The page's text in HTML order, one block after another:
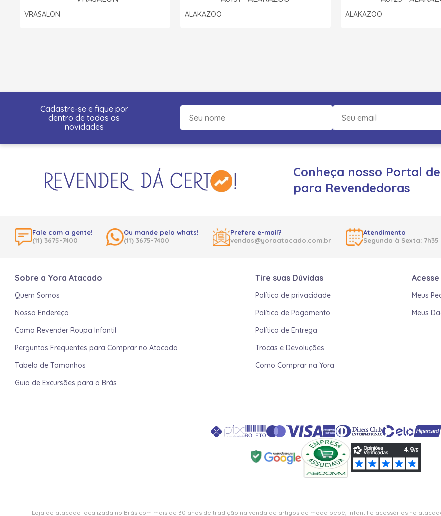
VRASALON ALAKAZOO ALAKAZOO
Cadastre-se e fique por
dentro de todas as
novidades
Conheça nosso Portal
para Revendedoras
Fale com a gente!
(11) 3675-7400
Ou mande pelo whats!
(11) 3675-7400
Prefere e-mail?
vendas@yoraatacado.com.br
Atendimento
Segunda à Sexta: 7h35
Sobre a Yora Atacado
Quem Somos
Nosso Endereço
Como Revender Roupa Infantil
Perguntas Frequentes para Comprar no Atacado
Tabela de Tamanhos
Guia de Excursões para o Brás
Tire suas Dúvidas
Política de privacidade
Política de Pagamento
Política de Entrega
Trocas e Devoluções
Como Comprar na Yora
Meus
Meus
Loja de atacado localizada no Brás com mais de 30 anos de tradição na venda de artigos de moda bebê, infantil e acessórios no